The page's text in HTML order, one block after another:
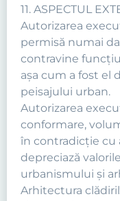
11. ASPECTUL
Autorizarea
permisă numai
contravine
aşa cum a fost el
peisajului urban.
Autorizarea
conformare,
în contradicţie cu
depreciază
urbanismului şi
Arhitectura